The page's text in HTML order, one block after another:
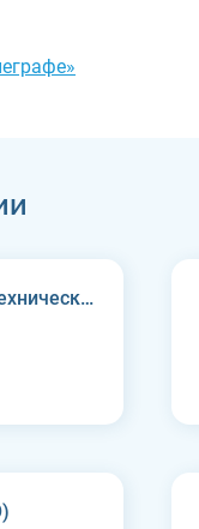
Инженер производственно-технического отдела